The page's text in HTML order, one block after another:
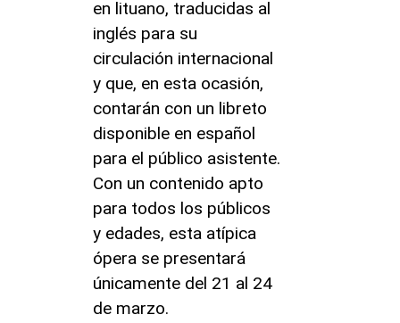
en lituano, traducidas al
inglés para su
circulación internacional
y que, en esta ocasión,
contarán con un libreto
disponible en español
para el público asistente.
Con un contenido apto
para todos los públicos
y edades, esta atípica
ópera se presentará
únicamente del 21 al 24
de marzo.